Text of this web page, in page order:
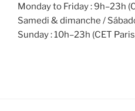
Monday to Friday : 9h–23h
Samedi & dimanche /
Sunday : 10h–23h (CET